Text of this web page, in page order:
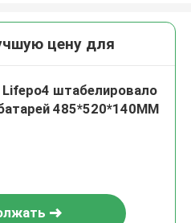
цену для
Lifepo4 штабелировало
485*520*140MM